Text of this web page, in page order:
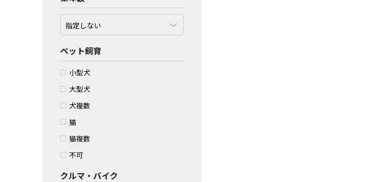
ペット飼育
小型犬
大型犬
犬複数
猫
猫複数
不可
クルマ・バイク